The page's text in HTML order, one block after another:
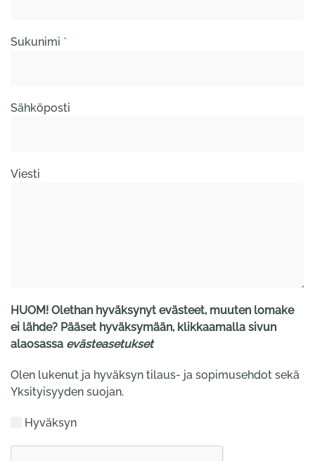
Sukunimi *
Sähköposti
Viesti
HUOM! Olethan hyväksynyt evästeet, muuten lomake
ei lähde? Pääset hyväksymään, klikkaamalla sivun
alaosassa evästeasetukset
Olen lukenut ja hyväksyn tilaus- ja sopimusehdot sekä
Yksityisyyden suojan.
Hyväksyn